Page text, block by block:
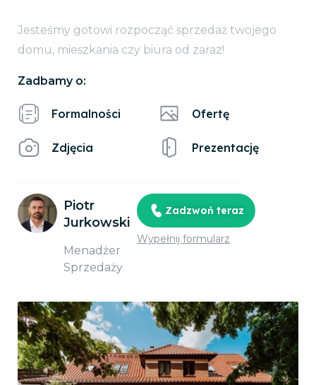
Jesteśmy gotowi rozpocząć sprzedaż twojego
domu, mieszkania czy biura od zaraz!
Zadbamy o:
Formalności
Zdjęcia
Ofertę
Prezentację
Piotr
Jurkowski
Menadżer
Sprzedaży
Zadzwoń teraz
Wypełnij formularz